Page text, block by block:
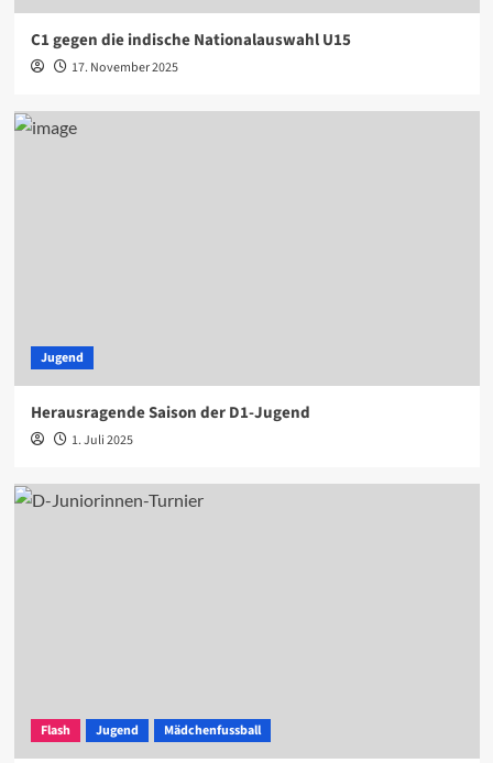
C1 gegen die indische Nationalauswahl U15
17. November 2025
Jugend
Herausragende Saison der D1-Jugend
1. Juli 2025
Flash Jugend Mädchenfussball